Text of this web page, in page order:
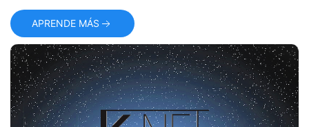
APRENDE MÁS